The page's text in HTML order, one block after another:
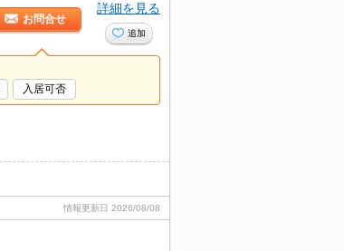
お問合せ
詳細を見る
追加
入居可否
情報更新日 2026/08/08